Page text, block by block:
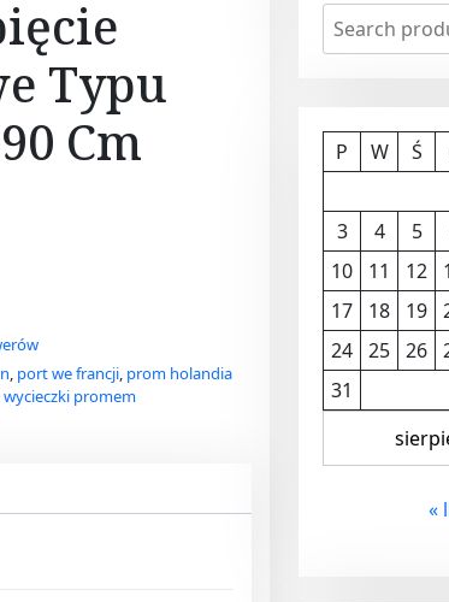
Typu
Cm
, port we francji, prom holandia
wycieczki promem
P W Ś
3
4 5
10
11 12
17
18 19
24 25 26
31
«